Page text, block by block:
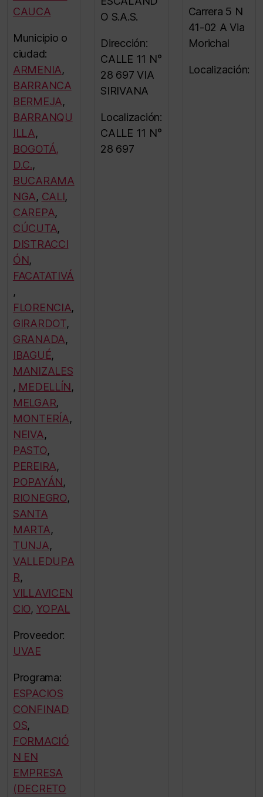
CAUCA
Municipio o
ciudad:
ARMENIA,
BARRANCA
BERMEJA,
BARRANQU
ILLA,
BOGOTÁ,
D.C.,
BUCARAMA
NGA, CALI,
CAREPA,
CÚCUTA,
DISTRACCI
ÓN,
FACATATIVÁ
,
FLORENCIA,
GIRARDOT,
GRANADA,
IBAGUÉ,
MANIZALES
, MEDELLÍN,
MELGAR,
MONTERÍA,
NEIVA,
PASTO,
PEREIRA,
POPAYÁN,
RIONEGRO,
SANTA
MARTA,
TUNJA,
VALLEDUPA
R,
VILLAVICEN
CIO, YOPAL
Proveedor:
UVAE
Programa:
ESPACIOS
CONFINAD
OS,
FORMACIÓ
N EN
EMPRESA
(DECRETO
O S.A.S.
Dirección:
CALLE 11 N°
28 697 VIA
SIRIVANA
Localización:
CALLE 11 N°
28 697
Carrera 5 N
41-02 A Via
Morichal
Localización: